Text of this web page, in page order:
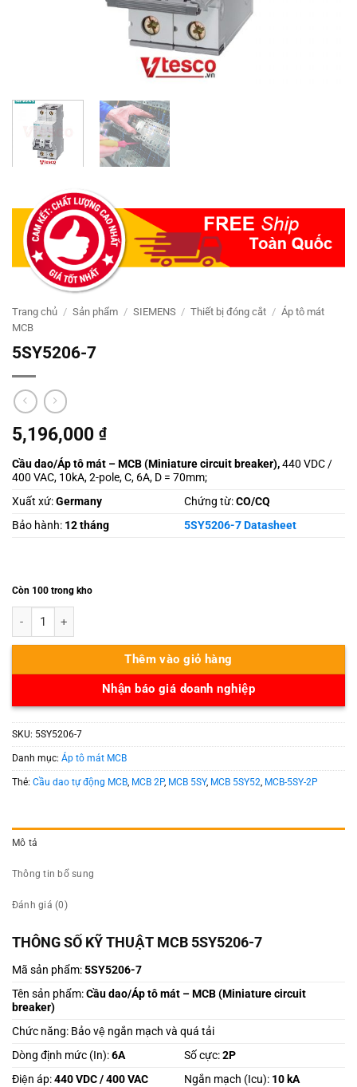
Trang chủ / Sản phẩm / SIEMENS / Thiết bị đóng cắt / Áp tô mát
MCB
5SY5206-7
5,196,000 ₫
Cầu dao/Áp tô mát – MCB (Miniature circuit breaker),440 VDC /
400 VAC, 10kA, 2-pole, C, 6A, D = 70mm;
Xuất xứ:Germany Chứng từ:CO/CQ
Bảo hành: 12 tháng 5SY5206-7 Datasheet
Còn 100 trong kho
Thêm vào giỏ hàng
Nhận báo giá doanh nghiệp
SKU: 5SY5206-7
Danh mục: Áp tô mát MCB
Thẻ: Cầu dao tự động MCB, MCB 2P, MCB 5SY, MCB 5SY52, MCB-5SY-2P
Mô tả
Thông tin bổ sung
Đánh giá (0)
THÔNG SỐ KỸ THUẬT MCB 5SY5206-7
Mã sản phẩm:5SY5206-7
Tên sản phẩm:Cầu dao/Áp tô mát – MCB (Miniature circuit
breaker)
Chức năng: Bảo vệ ngắn mạch và quá tải
Dòng định mức (In):6A Số cực:2P
Điện áp:440 VDC / 400 VAC Ngắn mạch (Icu): 10 kA